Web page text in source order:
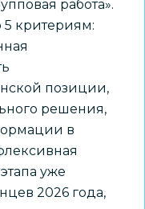
работа».
критериям:
позиции,
решения,
в
уже
2026 года,